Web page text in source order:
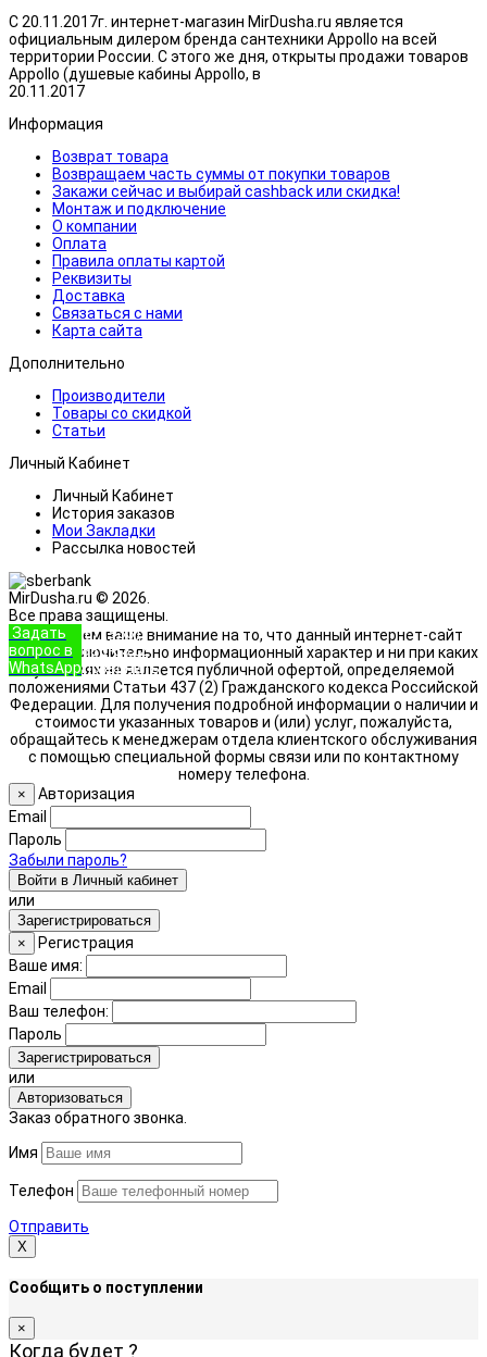
С 20.11.2017г. интернет-магазин MirDusha.ru является
официальным дилером бренда сантехники Appollo на всей
территории России. С этого же дня, открыты продажи товаров
Appollo (душевые кабины Appollo, в
20.11.2017
Информация
Возврат товара
Возвращаем часть суммы от покупки товаров
Закажи сейчас и выбирай cashback или скидка!
Монтаж и подключение
О компании
Оплата
Правила оплаты картой
Реквизиты
Доставка
Связаться с нами
Карта сайта
Дополнительно
Производители
Товары со скидкой
Статьи
Личный Кабинет
Личный Кабинет
История заказов
Мои Закладки
Рассылка новостей
MirDusha.ru © 2026.
Все права защищены.
Обращаем ваше внимание на то, что данный интернет-сайт
носит исключительно информационный характер и ни при каких
условиях не является публичной офертой, определяемой
положениями Статьи 437 (2) Гражданского кодекса Российской
Федерации. Для получения подробной информации о наличии и
стоимости указанных товаров и (или) услуг, пожалуйста,
обращайтесь к менеджерам отдела клиентского обслуживания
с помощью специальной формы связи или по контактному
номеру телефона.
Задать
вопрос в
WhatsApp
+7 (933)
888-8322
Позвонить
×
Авторизация
Email
Пароль
Забыли пароль?
Войти в Личный кабинет
или
Зарегистрироваться
×
Регистрация
Ваше имя:
Email
Ваш телефон:
Пароль
Зарегистрироваться
или
Авторизоваться
Заказ обратного звонка.
Имя
Телефон
Отправить
Х
Сообщить о поступлении
×
Когда будет ?